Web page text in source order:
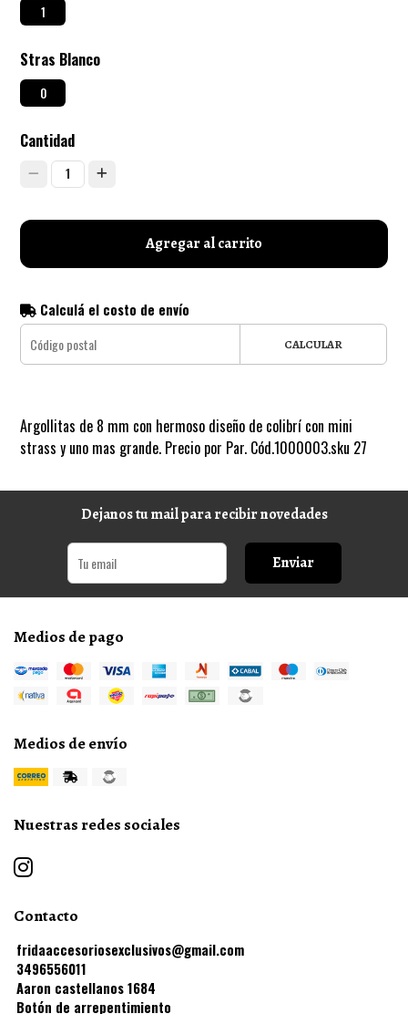
1
Stras Blanco
0
Cantidad
1
Agregar al carrito
Calculá el costo de envío
CALCULAR
Argollitas de 8 mm con hermoso diseño de colibrí con mini
strass y uno mas grande. Precio por Par. Cód.1000003.sku 27
Dejanos tu mail para recibir novedades
Enviar
Medios de pago
Medios de envío
Nuestras redes sociales
Contacto
fridaaccesoriosexclusivos@gmail.com
3496556011
Aaron castellanos 1684
Botón de arrepentimiento